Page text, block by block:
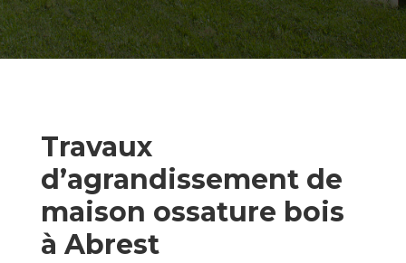
Travaux
d’agrandissement de
maison ossature bois
à Abrest